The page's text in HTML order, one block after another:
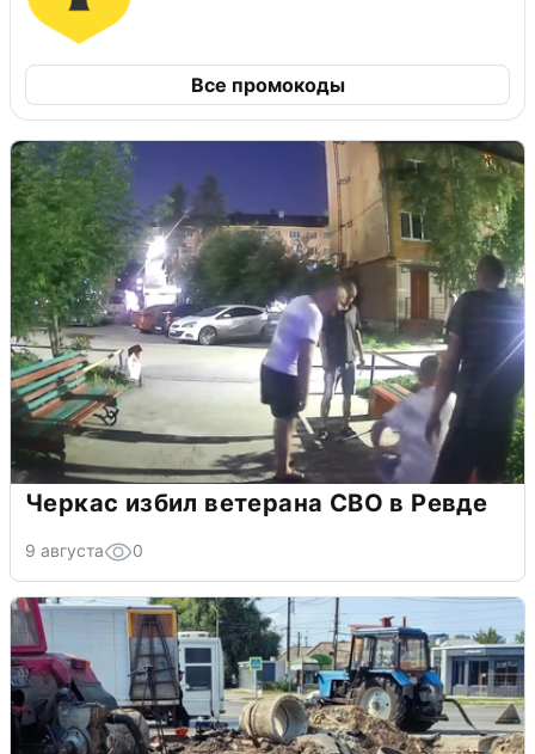
Все промокоды
Черкас избил ветерана СВО в Ревде
9 августа 0